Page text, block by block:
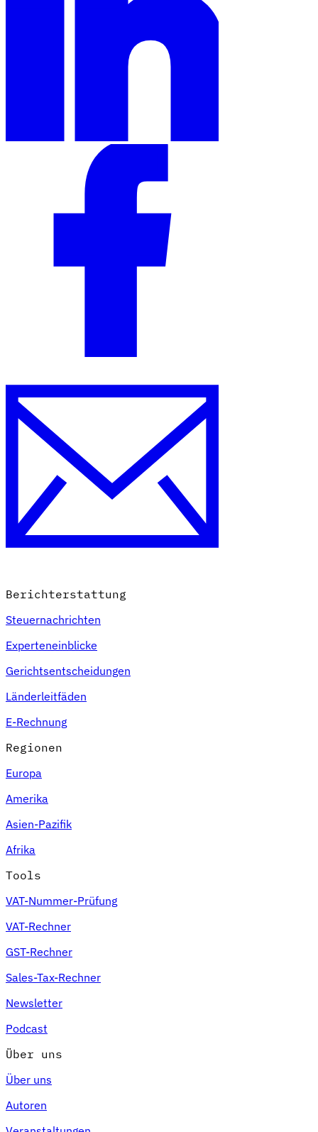
Berichterstattung
Steuernachrichten
Experteneinblicke
Gerichtsentscheidungen
Länderleitfäden
E-Rechnung
Regionen
Europa
Amerika
Asien-Pazifik
Afrika
Tools
VAT-Nummer-Prüfung
VAT-Rechner
GST-Rechner
Sales-Tax-Rechner
Newsletter
Podcast
Über uns
Über uns
Autoren